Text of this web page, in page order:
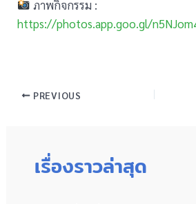
ภาพกิจกรรม :
https://photos.app.goo.gl/
PREVIOUS
เรื่องราวล่าสุด